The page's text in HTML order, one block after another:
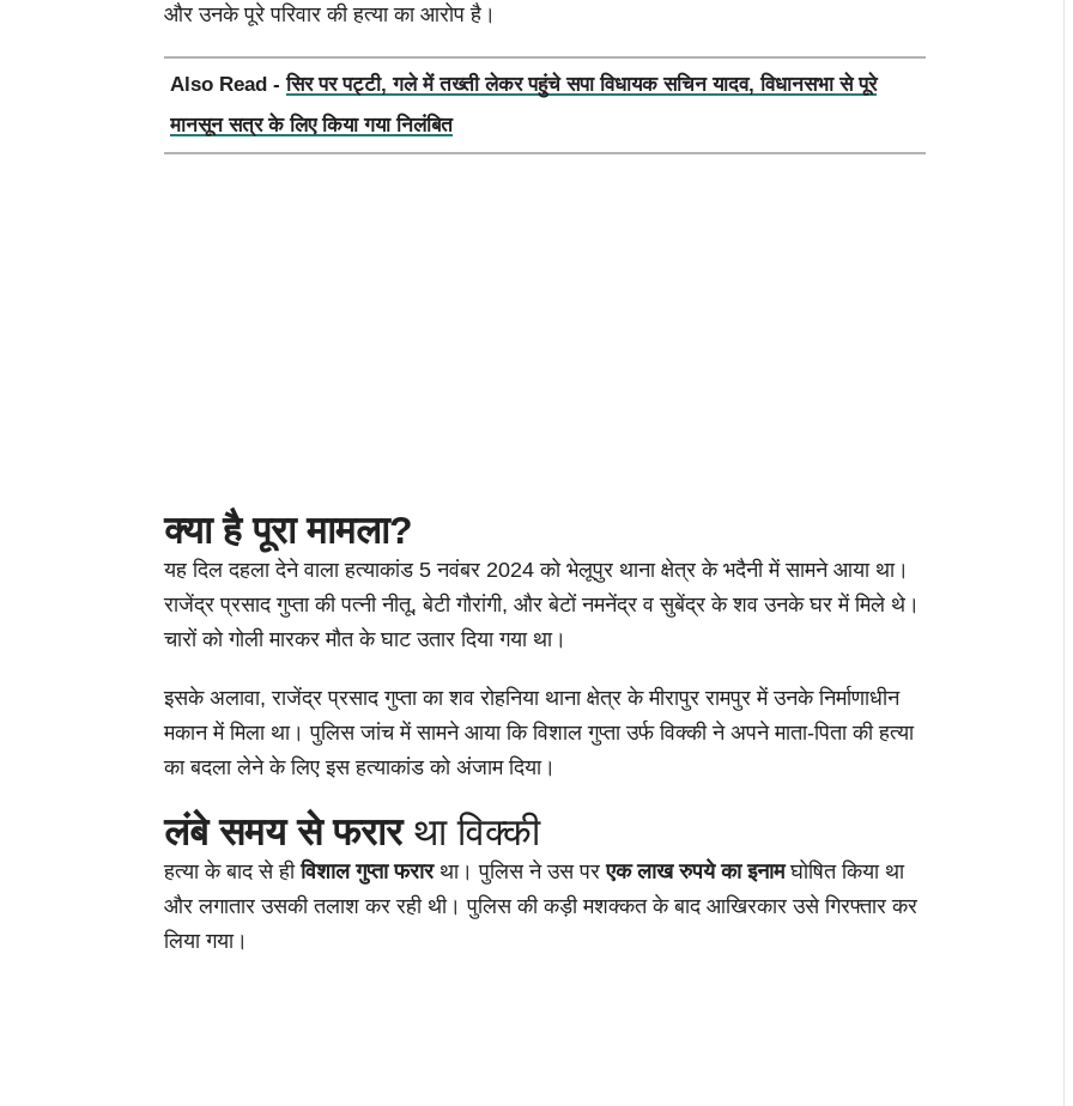
और उनके पूरे परिवार की हत्या का आरोप है।
Also Read -सिर पर पट्टी, गले में तख्ती लेकर पहुंचे सपा विधायक सचिन यादव, विधानसभा से पूरे
मानसून सत्र के लिए किया गया निलंबित
क्या है पूरा मामला?
यह दिल दहला देने वाला हत्याकांड 5 नवंबर 2024 को भेलूपुर थाना क्षेत्र के भदैनी में सामने आया था।
राजेंद्र प्रसाद गुप्ता की पत्नी नीतू, बेटी गौरांगी, और बेटों नमनेंद्र व सुबेंद्र के शव उनके घर में मिले थे।
चारों को गोली मारकर मौत के घाट उतार दिया गया था।
इसके अलावा, राजेंद्र प्रसाद गुप्ता का शव रोहनिया थाना क्षेत्र के मीरापुर रामपुर में उनके निर्माणाधीन
मकान में मिला था। पुलिस जांच में सामने आया कि विशाल गुप्ता उर्फ विक्की ने अपने माता-पिता की हत्या
का बदला लेने के लिए इस हत्याकांड को अंजाम दिया।
लंबे समय से फरार था विक्की
हत्या के बाद से हीविशाल गुप्ता फरारथा। पुलिस ने उस परएक लाख रुपये का इनामघोषित किया था
और लगातार उसकी तलाश कर रही थी। पुलिस की कड़ी मशक्कत के बाद आखिरकार उसे गिरफ्तार कर
लिया गया।